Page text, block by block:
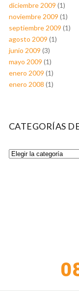
diciembre 2009 (1)
noviembre 2009 (1)
septiembre 2009 (1)
agosto 2009 (1)
junio 2009 (3)
mayo 2009 (1)
enero 2009 (1)
enero 2008 (1)
CATEGORÍAS
Categorías